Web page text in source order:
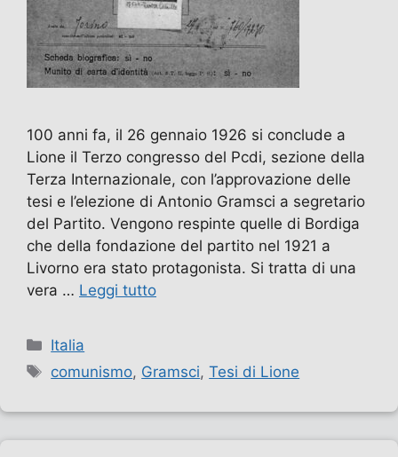
100 anni fa, il 26 gennaio 1926 si conclude a
Lione il Terzo congresso del Pcdi, sezione della
Terza Internazionale, con l’approvazione delle
tesi e l’elezione di Antonio Gramsci a segretario
del Partito. Vengono respinte quelle di Bordiga
che della fondazione del partito nel 1921 a
Livorno era stato protagonista. Si tratta di una
vera … Leggi tutto
Categorie
Italia
Tag
comunismo, Gramsci,Tesi di Lione